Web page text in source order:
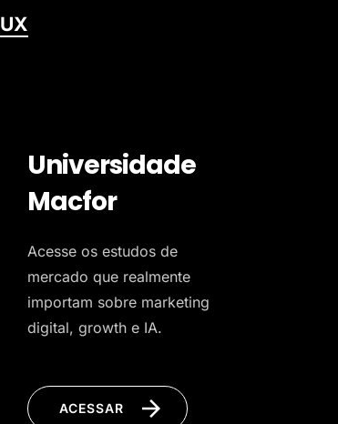
UX
Universidade
Macfor
Acesse os estudos de
mercado que realmente
importam sobre marketing
digital, growth e IA.
ACESSAR